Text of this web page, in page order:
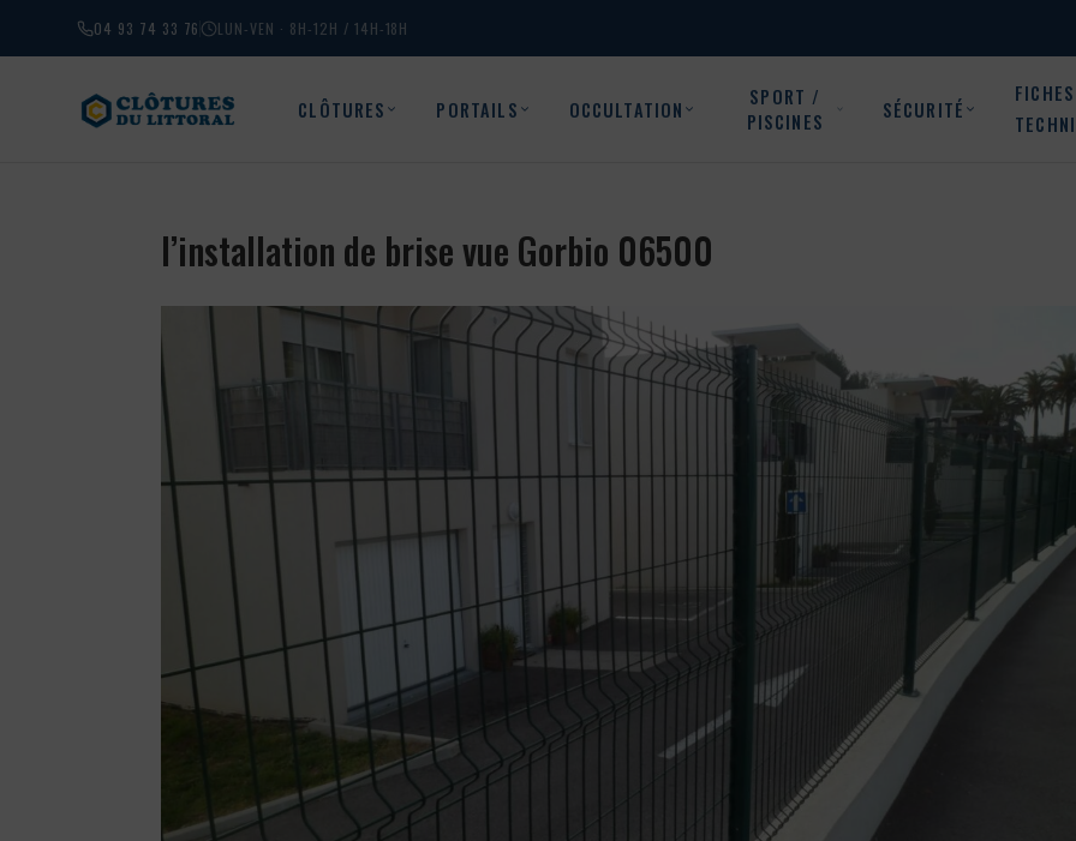
04 93 74 33 76 LUN-VEN · 8H-12H / 14H-18H
CLÔTURES PORTAILS OCCULTATION
SPORT /
PISCINES
SÉCURITÉ
FICHES
l’installation de brise vue Gorbio 06500